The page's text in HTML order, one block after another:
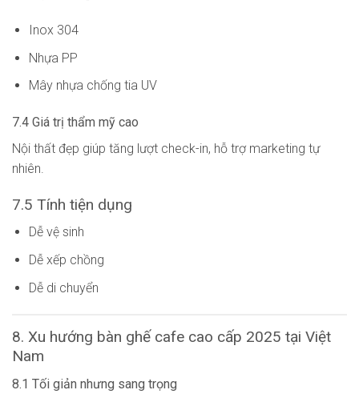
Inox 304
Nhựa PP
Mây nhựa chống tia UV
7.4 Giá trị thẩm mỹ cao
Nội thất đẹp giúp tăng lượt check-in, hỗ trợ marketing tự
nhiên.
7.5 Tính tiện dụng
Dễ vệ sinh
Dễ xếp chồng
Dễ di chuyển
8. Xu hướng bàn ghế cafe cao cấp 2025 tại Việt
Nam
8.1 Tối giản nhưng sang trọng